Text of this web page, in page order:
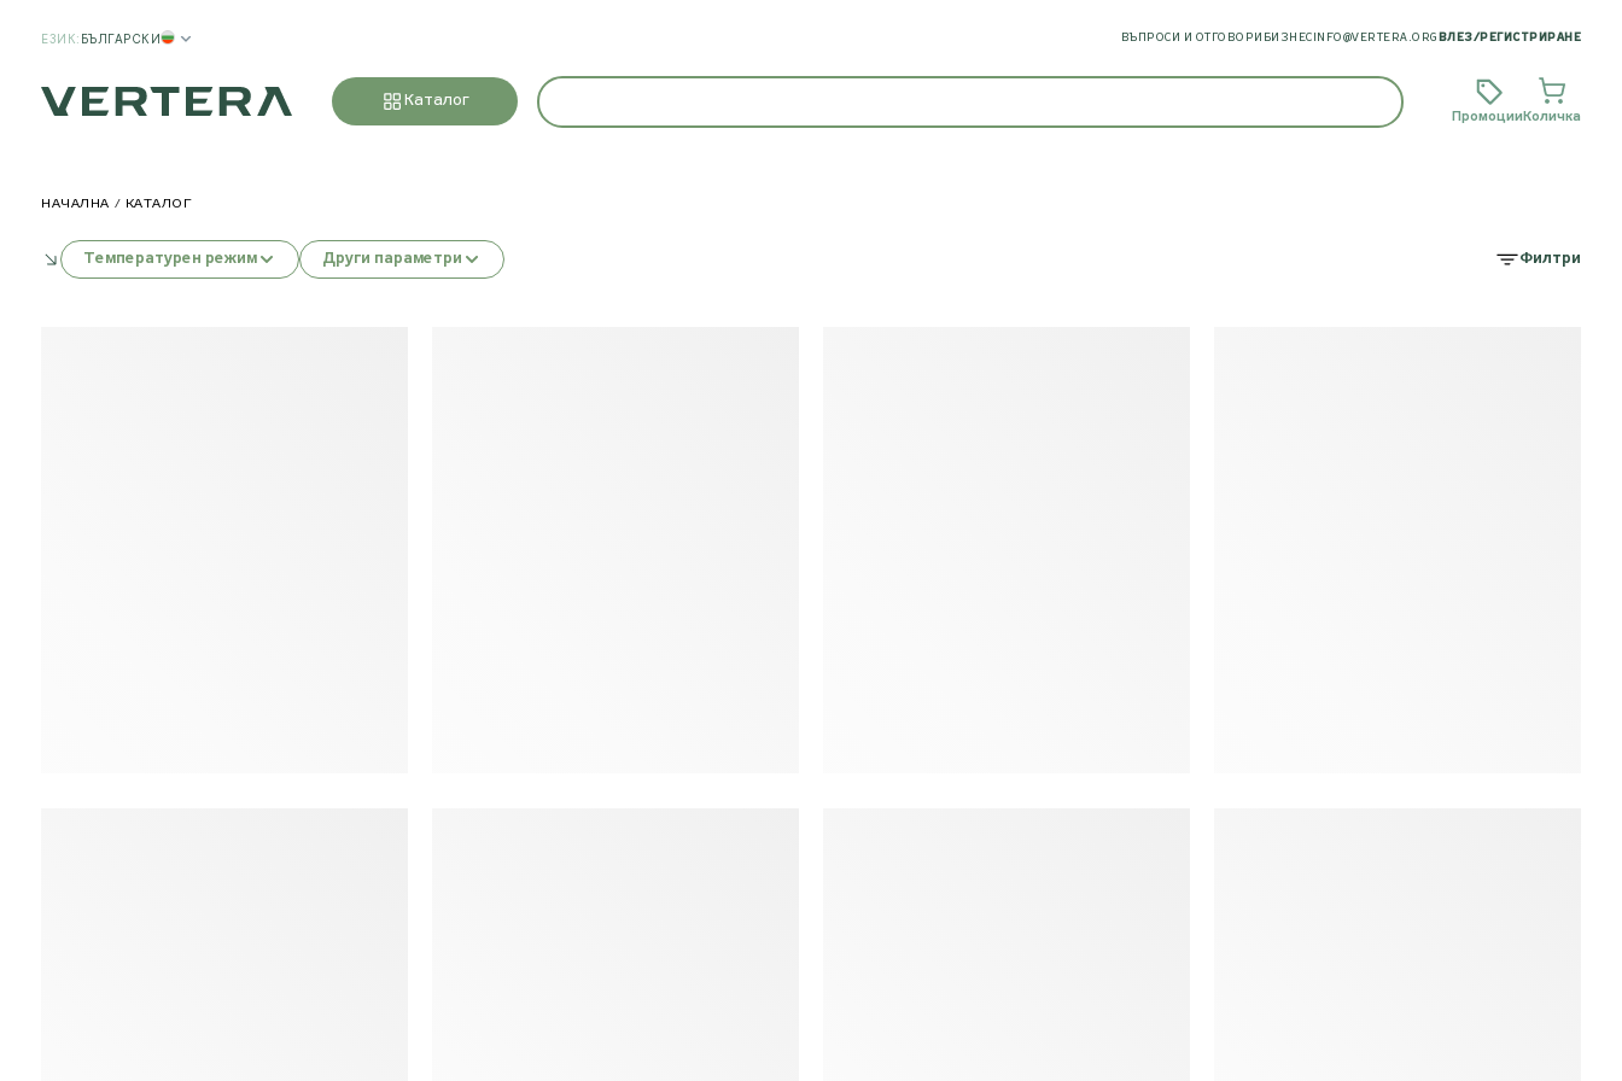
ЕЗИК: БЪЛГАРСКИ ВЪПРОСИ И ОТГОВОРИ БИЗНЕС INFO@VERTERA.ORG ВЛЕЗ/ РЕГИСТРИРАНЕ
Каталог
Промоции Количка
НАЧАЛНА КАТАЛОГ
Температурен режим Други параметри Филтри